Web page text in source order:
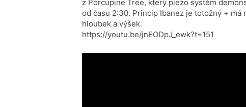
z Porcupine Tree, který piezo systém
od času 2:30. Princip Ibanez je totožný +
hloubek a výšek.
https://youtu.be/jnEODpJ_ewk?t=151